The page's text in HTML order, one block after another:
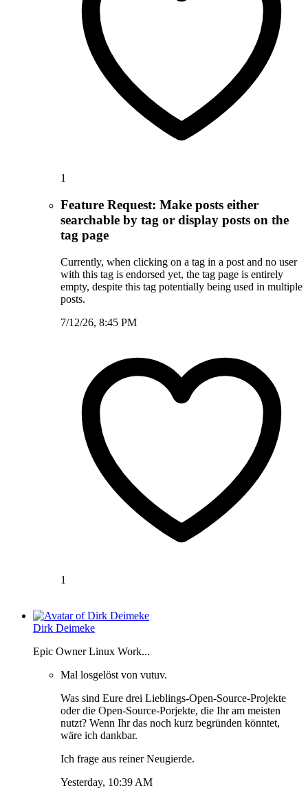
1
Feature Request: Make posts either
searchable by tag or display posts on the
tag page
Currently, when clicking on a tag in a post and no user
with this tag is endorsed yet, the tag page is entirely
empty, despite this tag potentially being used in multiple
posts.
7/12/26, 8:45 PM
1
Dirk Deimeke
Epic Owner Linux Work...
Mal losgelöst von vutuv.
Was sind Eure drei Lieblings-Open-Source-Projekte
oder die Open-Source-Porjekte, die Ihr am meisten
nutzt? Wenn Ihr das noch kurz begründen könntet,
wäre ich dankbar.
Ich frage aus reiner Neugierde.
Yesterday, 10:39 AM